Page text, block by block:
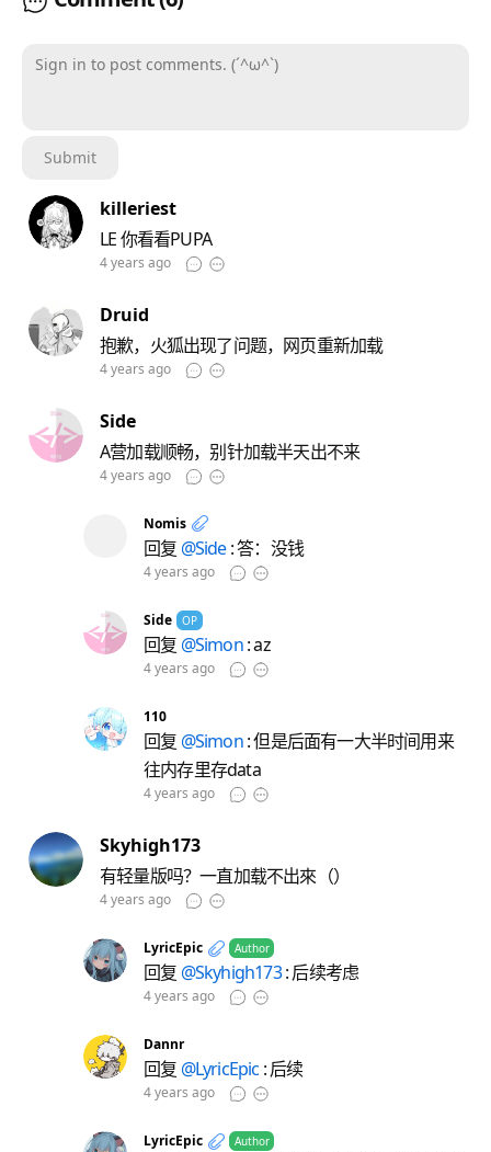
Submit
killeriest
LE 你看看PUPA
4 years ago
Druid
抱歉，火狐出现了问题，网页重新加载
4 years ago
Side
A营加载顺畅，别针加载半天出不来
4 years ago
Nomis
回复 @Side: 答：没钱
4 years ago
Side OP
回复 @Simon: az
4 years ago
110
回复 @Simon: 但是后面有一大半时间用来
往内存里存data
4 years ago
Skyhigh173
有轻量版吗？一直加载不出來（）
4 years ago
LyricEpic Author
回复 @Skyhigh173: 后续考虑
4 years ago
Dannr
回复 @LyricEpic : 后续
4 years ago
LyricEpic Author